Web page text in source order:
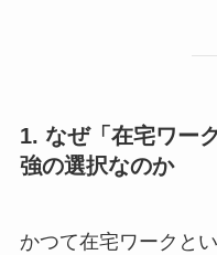
1. なぜ「在宅ワー
強の選択なのか
かつて在宅ワークと